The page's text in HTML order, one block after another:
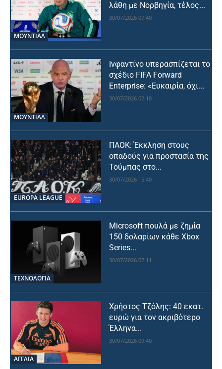
ΜΟΥΝΤΙΆΛ
λάθη με Νορβηγία, τέλος...
30/07/2026 07:40
ΜΟΥΝΤΙΆΛ
Ινφαντίνο υπερασπίζεται το
σχέδιο FIFA Forward
Enterprise: «Ευκαιρία, όχι...
30/07/2026 02:10
EUROPA LEAGUE
ΠΑΟΚ: Έκκληση στους
οπαδούς για προστασία της
Τούμπας στο...
30/07/2026 15:40
ΤΕΧΝΟΛΟΓΙΑ
Microsoft πουλά με ζημία
150 δολαρίων κάθε Xbox
Series...
30/07/2026 02:11
ΑΓΓΛΙΑ
Χρήστος Τζόλης: 40 εκατ.
ευρώ για τον ακριβότερο
Έλληνα...
30/07/2026 09:40